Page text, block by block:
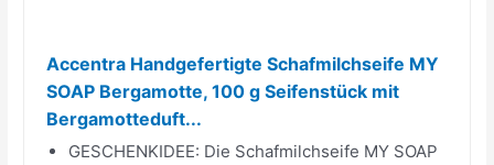
Accentra Handgefertigte Schafmilchseife MY
SOAP Bergamotte, 100 g Seifenstück mit
Bergamotteduft...
GESCHENKIDEE: Die Schafmilchseife MY SOAP